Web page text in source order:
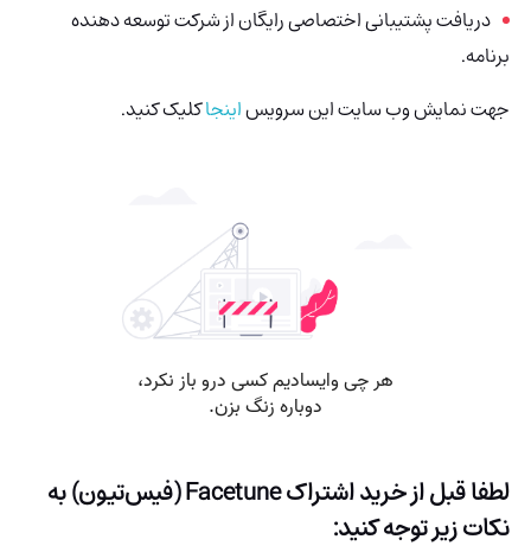
دریافت پشتیبانی اختصاصی رایگان از شرکت توسعه دهنده
برنامه.
جهت نمایش وب سایت این سرویساینجاکلیک کنید.
لطفا قبل از خرید اشتراک Facetune (فیس‌تیون) به
نکات زیر توجه کنید: